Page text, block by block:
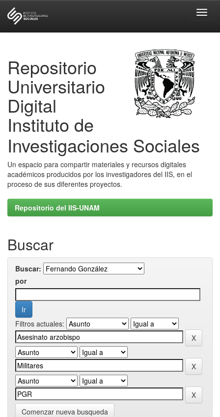
Repositorio
Universitario
Digital
Instituto de
Investigaciones Sociales
Un espacio para compartir materiales y recursos digitales
académicos producidos por los investigadores del IIS, en el
proceso de sus diferentes proyectos.
Repositorio del IIS-UNAM
Buscar
Buscar:
por
Filtros actuales:
Comenzar nueva busqueda